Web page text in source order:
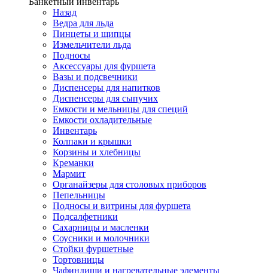
Назад
Ведра для льда
Пинцеты и щипцы
Измельчители льда
Подносы
Аксессуары для фуршета
Вазы и подсвечники
Диспенсеры для напитков
Диспенсеры для сыпучих
Емкости и мельницы для специй
Емкости охладительные
Инвентарь
Колпаки и крышки
Корзины и хлебницы
Креманки
Мармит
Органайзеры для столовых приборов
Пепельницы
Подносы и витрины для фуршета
Подсалфетники
Сахарницы и масленки
Соусники и молочники
Стойки фуршетные
Тортовницы
Чафиндиши и нагревательные элементы